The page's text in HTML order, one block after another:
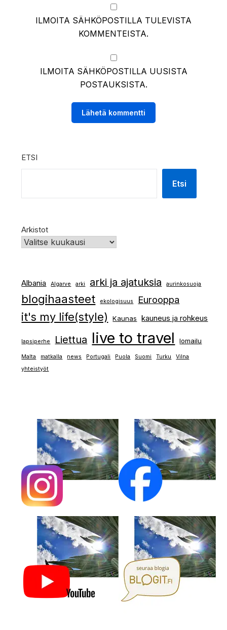
ILMOITA SÄHKÖPOSTILLA TULEVISTA
KOMMENTEISTA.
ILMOITA SÄHKÖPOSTILLA UUSISTA
POSTAUKSISTA.
ETSI
Etsi
Arkistot
Albania Algarve arki arki ja ajatuksia aurinkosuoja
blogihaasteet ekologisuus Eurooppa
it's my life(style) Kaunas kauneus ja rohkeus
lapsiperhe Liettua live to travel lomailu
Malta matkalla news Portugali Puola Suomi Turku
Vilna
yhteistyöt